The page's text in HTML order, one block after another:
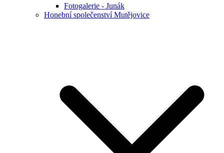
Fotogalerie - Junák
Honební společenství Mutějovice